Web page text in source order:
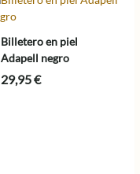
Billetero en piel
Adapell negro
29,95€